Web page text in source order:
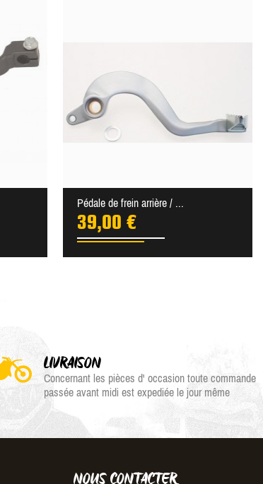
Pédale de frein arrière / ...
39,00 €
LIVRAISON
Concernant les pièces d' occasion toute commande
passée avant midi est expediée le jour même